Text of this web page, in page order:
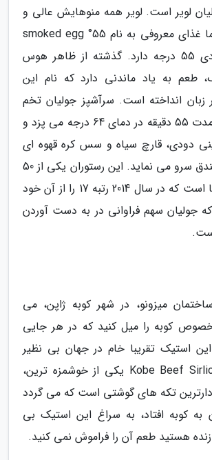
لویر است. لویر همه منوهایش عالی و
خوشمزه است، اما غذای معروفی به نام 55° smoked egg
یا تخم مرغ دودی 55 درجه دارد. گذشته از ظاهر هوس
طعم به یاد ماندنی دارد که نام این
زبان انداخته است. سرآشپز جولیان تخم
مرغ دودی را به مدت 55 دقیقه در دمای 64 درجه می پزد و
دودی، قارچ سیاه و سس کره قهوه ای
فرانسوی یا کره فندق سرو می نماید. این رستوران یکی از 50
رستوران برتر آسیا است که در سال 2014 رتبه 17 را از آن خود
جولیان سهم فراوانی در به دست آوردن
میزونو، در شهر کوبه ژاپن، می
کوبه را میل کنید که در هر جایی
استیک تقریبا خام در جهان بی نظیر
است. استیک Kobe Beef Sirlion یکی از خوشمزه ترین،
تکه های گوشتی است که می گردد
به کوبه افتاد، به سراغ این استیک بی
زنده هستید طعم آن را فراموش نمی کنید.